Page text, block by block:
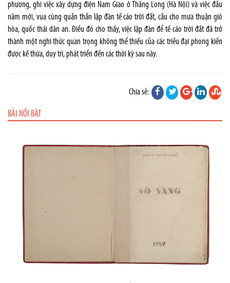
phương, ghi việc xây dựng điện Nam Giao ở Thăng Long (Hà Nội) và việc đầu
năm mới, vua cùng quần thần lập đàn tế cáo trời đất, cầu cho mưa thuận gió
hòa, quốc thái dân an. Điều đó cho thấy, việc lập đàn để tế cáo trời đất đã trở
thành một nghi thức quan trọng không thể thiếu của các triều đại phong kiến
được kế thừa, duy trì, phát triển đến các thời kỳ sau này.
Chia sẻ:
BÀI NỔI BẬT